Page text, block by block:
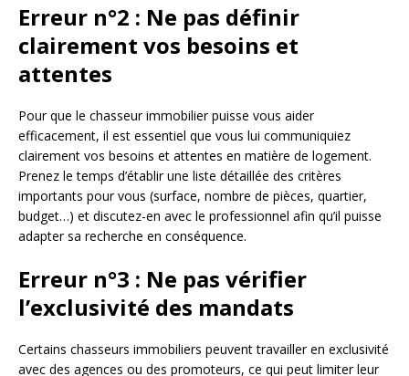
Erreur n°2 : Ne pas définir
clairement vos besoins et
attentes
Pour que le chasseur immobilier puisse vous aider
efficacement, il est essentiel que vous lui communiquiez
clairement vos besoins et attentes en matière de logement.
Prenez le temps d’établir une liste détaillée des critères
importants pour vous (surface, nombre de pièces, quartier,
budget…) et discutez-en avec le professionnel afin qu’il puisse
adapter sa recherche en conséquence.
Erreur n°3 : Ne pas vérifier
l’exclusivité des mandats
Certains chasseurs immobiliers peuvent travailler en exclusivité
avec des agences ou des promoteurs, ce qui peut limiter leur